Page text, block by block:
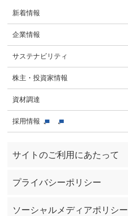
新着情報
企業情報
サステナビリティ
株主・投資家情報
資材調達
採用情報
サイトのご利用にあたって
プライバシーポリシー
ソーシャルメディアポリシー